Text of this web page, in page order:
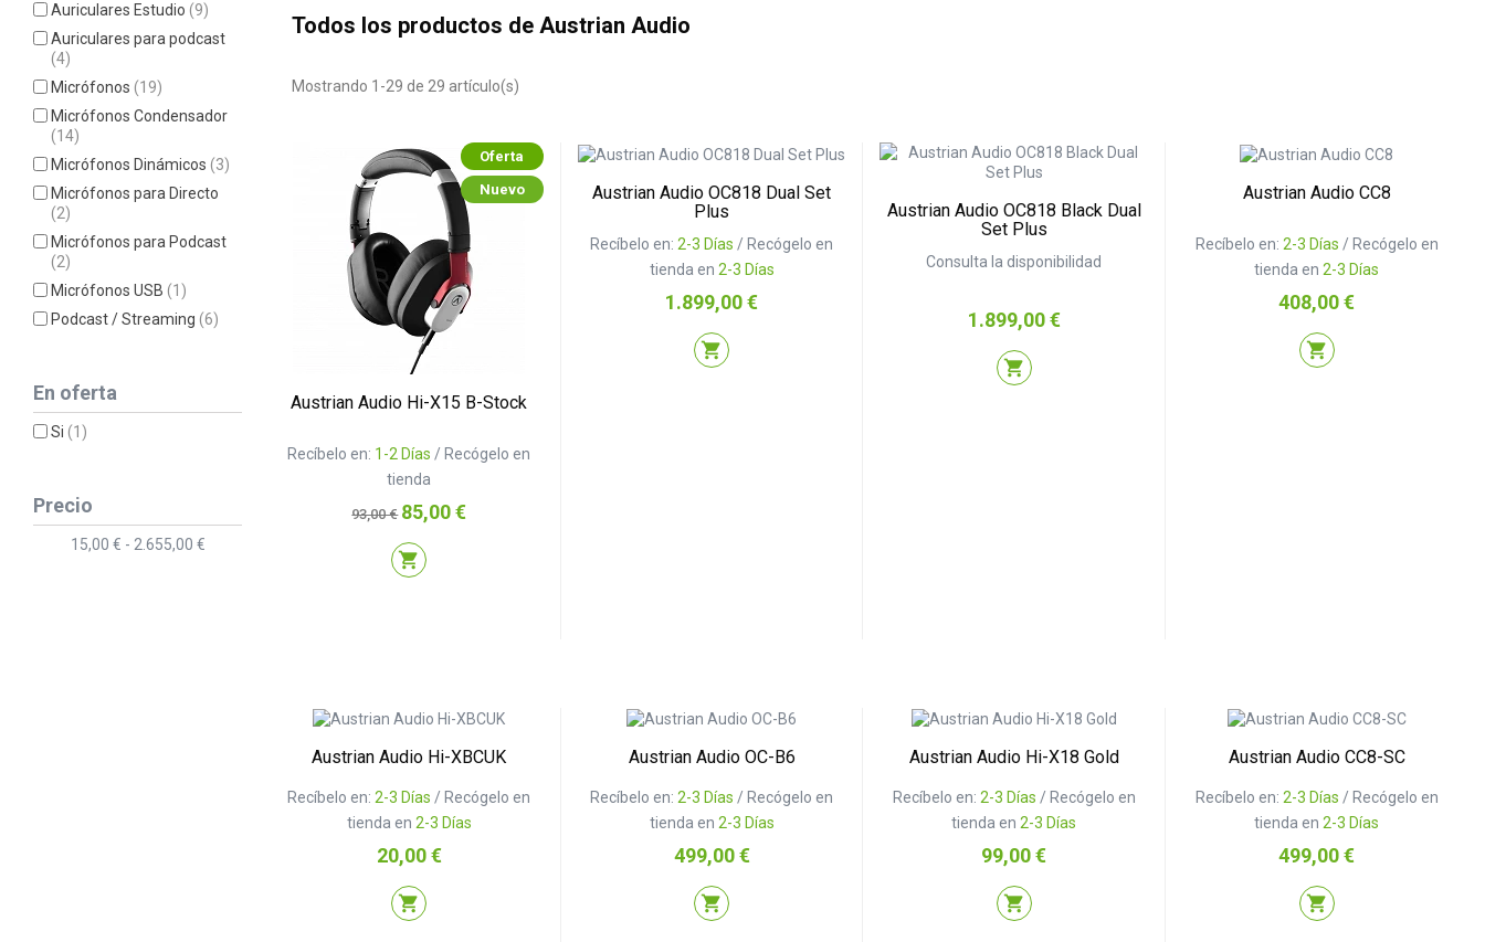
Auriculares Estudio(9)
Auriculares para podcast
(4)
Micrófonos(19)
Micrófonos Condensador
(14)
Micrófonos Dinámicos(3)
Micrófonos para Directo
(2)
Micrófonos para Podcast
(2)
Micrófonos USB(1)
Podcast / Streaming(6)
En oferta
Si(1)
Precio
15,00 € - 2.655,00 €
Todos los productos de Austrian Audio
Mostrando 1-29 de 29 artículo(s)
Oferta
Nuevo
Austrian Audio Hi-X15 B-Stock
Recíbelo en: 1-2 Días/ Recógelo en
tienda
Precio
base
93,00 € Precio
85,00 €
shopping_cart
Austrian Audio OC818 Dual Set
Plus
Recíbelo en:2-3 Días / Recógelo en
tienda en 2-3 Días
Precio
1.899,00 €
shopping_cart
Austrian Audio OC818 Black Dual
Set Plus
Consulta la disponibilidad
Precio
1.899,00 €
shopping_cart
Austrian Audio CC8
Recíbelo en: 2-3 Días / Recógelo en
tienda en2-3 Días
Precio
408,00 €
shopping_cart
Austrian Audio Hi-XBCUK
Recíbelo en:2-3 Días / Recógelo en
tienda en 2-3 Días
Precio
20,00 €
shopping_cart
Austrian Audio OC-B6
Recíbelo en:2-3 Días / Recógelo en
tienda en 2-3 Días
Precio
499,00 €
shopping_cart
Austrian Audio Hi-X18 Gold
Recíbelo en: 2-3 Días / Recógelo en
tienda en2-3 Días
Precio
99,00 €
shopping_cart
Austrian Audio CC8-SC
Recíbelo en: 2-3 Días / Recógelo en
tienda en2-3 Días
Precio
499,00 €
shopping_cart